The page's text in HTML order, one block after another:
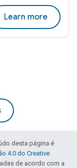
Learn more
desta página é
4.0 do Creative
de acordo com a